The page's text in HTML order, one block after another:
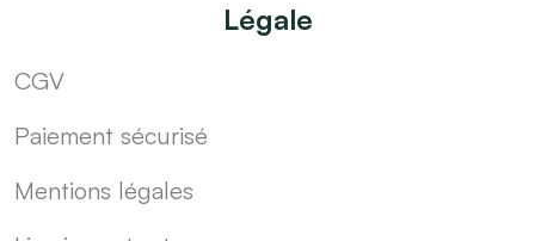
Légale
CGV
Paiement sécurisé
Mentions légales